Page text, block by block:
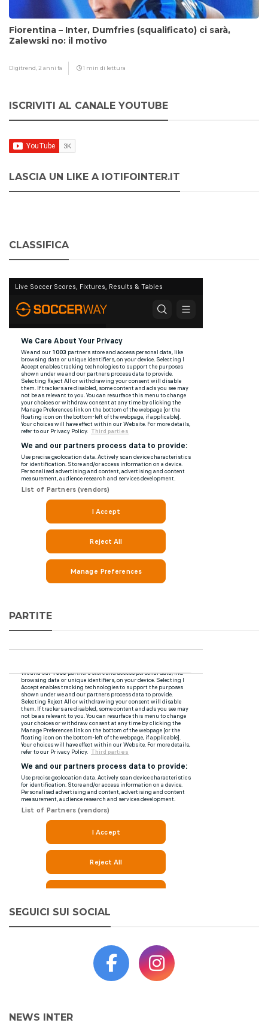
Fiorentina – Inter, Dumfries (squalificato) ci sarà,
Zalewski no: il motivo
Digitrend, 2 anni fa 1 min di lettura
ISCRIVITI AL CANALE YOUTUBE
LASCIA UN LIKE A IOTIFOINTER.IT
CLASSIFICA
PARTITE
SEGUICI SUI SOCIAL
NEWS INTER